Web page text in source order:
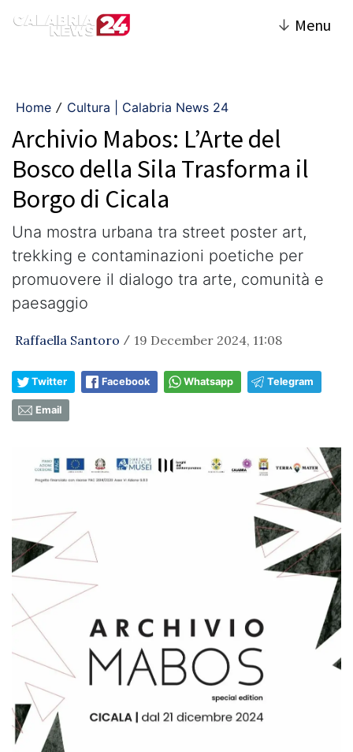
↓ Menu
Home / Cultura | Calabria News 24
Archivio Mabos: L’Arte del
Bosco della Sila Trasforma il
Borgo di Cicala
Una mostra urbana tra street poster art,
trekking e contaminazioni poetiche per
promuovere il dialogo tra arte, comunità e
paesaggio
Raffaella Santoro / 19 December 2024, 11:08
Twitter Facebook Whatsapp Telegram
Email